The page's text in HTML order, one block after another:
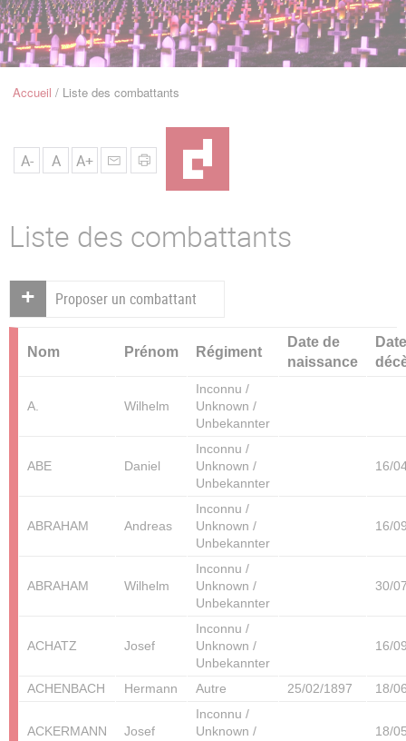
Navigation
FilAccueil Liste des combattants
A- A A+
Liste des combattants
Proposer un combattant
Nom Prénom Régiment
Date de
naissance
A. Wilhelm
Inconnu /
Unknown /
Unbekannter
ABE Daniel
Inconnu /
Unknown /
Unbekannter
16/
ABRAHAM Andreas
Inconnu /
Unknown /
Unbekannter
16/
ABRAHAM Wilhelm
Inconnu /
Unknown /
Unbekannter
30/
ACHATZ Josef
Inconnu /
Unknown /
Unbekannter
16/
ACHENBACH Hermann Autre 25/02/1897 18/
ACKERMANN Josef
Inconnu /
Unknown /
18/